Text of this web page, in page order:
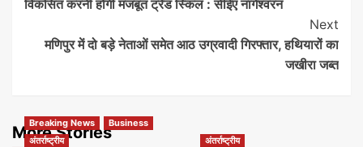
विकसित करनी होगी मजबूत ट्रेड स्किल : सीईए नागेश्वरन
Next
मणिपुर में दो बड़े नेताओं समेत आठ उग्रवादी गिरफ्तार, हथियारों का
जखीरा जब्त
More Stories
Breaking News
Business
अंतर्राष्ट्रीय
अंतर्राष्ट्रीय